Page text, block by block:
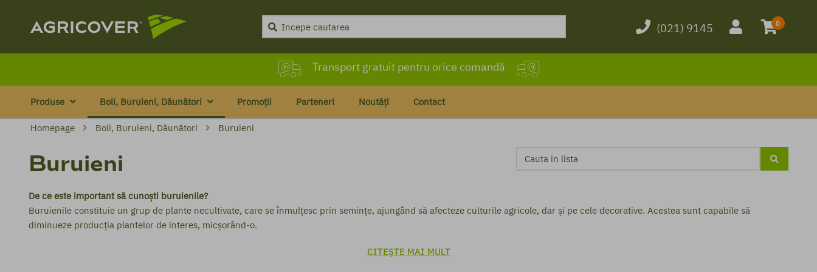
(021) 9145 0
Transport gratuit pentru orice comandă
Livrare în maximum 72 de ore
Produse Boli, Buruieni, Dăunători Promoții Parteneri Noutăți Contact
Homepage Boli, Buruieni, Dăunători Buruieni
Buruieni
De ce este important să cunoști buruienile?
Buruienile constituie un grup de plante necultivate, care se înmulțesc prin semințe, ajungând să afecteze culturile agricole, dar și pe cele decorative. Acestea sunt capabile să
diminueze producția plantelor de interes, micșorând-o.
CITEȘTE MAI MULT